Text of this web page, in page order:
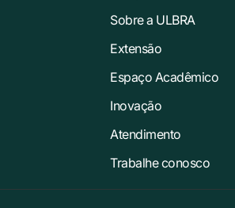
Sobre a ULBRA
Extensão
Espaço Acadêmico
Inovação
Atendimento
Trabalhe conosco